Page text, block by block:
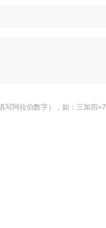
写阿拉伯数字），如：三加四=7